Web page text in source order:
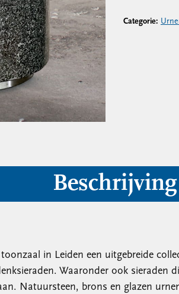
Categorie:
Beschrijving
in Leiden een uitgebreide
Waaronder ook
Natuursteen, brons en glazen